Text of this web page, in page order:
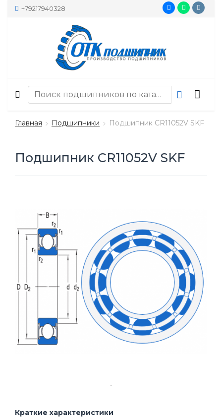
+79217940328
Главная Подшипники Подшипник CR11052V SKF
Подшипник CR11052V SKF
Краткие характеристики